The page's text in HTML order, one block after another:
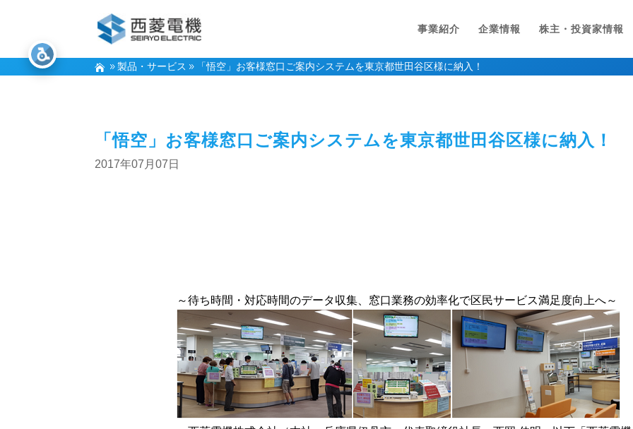
事業紹介 企業情報 株主・投資家情報
製品・サービス 「悟空」お客様窓口ご案内システムを東京都世田谷区様に納入！
「悟空」お客様窓口ご案内システムを東京都世田谷区様に納入！
2017年07月07日
～待ち時間・対応時間のデータ収集、窓口業務の効率化で区民サービス満足度向上へ～